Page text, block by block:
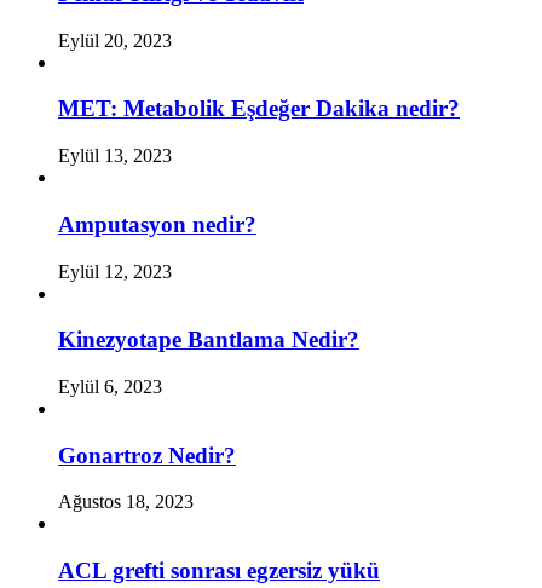
Eylül 20, 2023
MET: Metabolik Eşdeğer Dakika nedir?
Eylül 13, 2023
Amputasyon nedir?
Eylül 12, 2023
Kinezyotape Bantlama Nedir?
Eylül 6, 2023
Gonartroz Nedir?
Ağustos 18, 2023
ACL grefti sonrası egzersiz yükü